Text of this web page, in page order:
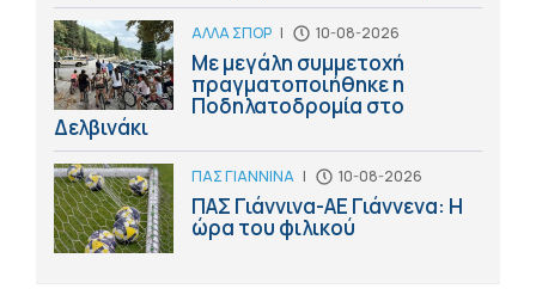
ΑΛΛΑ ΣΠΟΡ | 10-08-2026
Με μεγάλη συμμετοχή
πραγματοποιήθηκε η
Ποδηλατοδρομία στο
Δελβινάκι
ΠΑΣ ΓΙΑΝΝΙΝΑ | 10-08-2026
ΠΑΣ Γιάννινα-ΑΕ Γιάννενα: Η
ώρα του φιλικού